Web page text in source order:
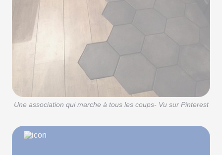
Une association qui marche à tous les coups- Vu sur Pinterest